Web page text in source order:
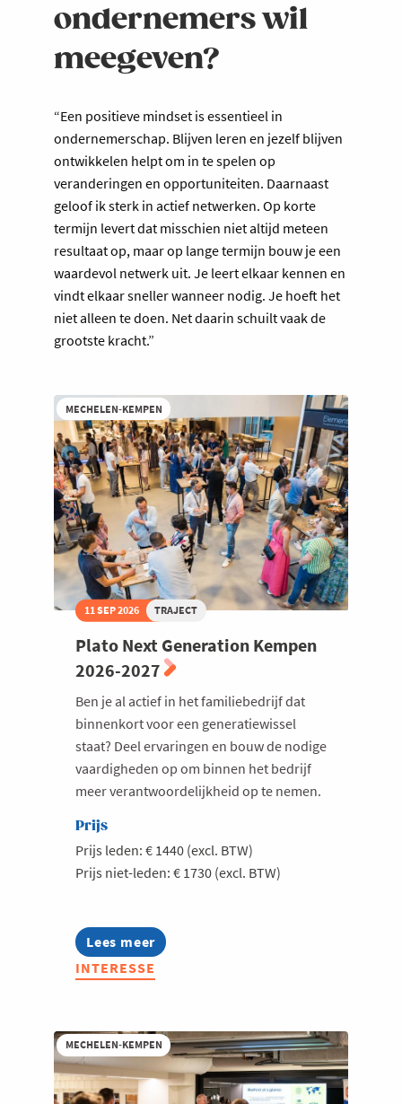
ondernemers wil
meegeven?
“Een positieve mindset is essentieel in
ondernemerschap. Blijven leren en jezelf blijven
ontwikkelen helpt om in te spelen op
veranderingen en opportuniteiten. Daarnaast
geloof ik sterk in actief netwerken. Op korte
termijn levert dat misschien niet altijd meteen
resultaat op, maar op lange termijn bouw je een
waardevol netwerk uit. Je leert elkaar kennen en
vindt elkaar sneller wanneer nodig. Je hoeft het
niet alleen te doen. Net daarin schuilt vaak de
grootste kracht.”
MECHELEN-KEMPEN
11 SEP 2026 TRAJECT
Plato Next Generation Kempen
2026-2027
Ben je al actief in het familiebedrijf dat
binnenkort voor een generatiewissel
staat? Deel ervaringen en bouw de nodige
vaardigheden op om binnen het bedrijf
meer verantwoordelijkheid op te nemen.
Prijs
Prijs leden: € 1440 (excl. BTW)
Prijs niet-leden: € 1730 (excl. BTW)
Lees meer
about
Plato
Next
2027
INTERESSE
MECHELEN-KEMPEN